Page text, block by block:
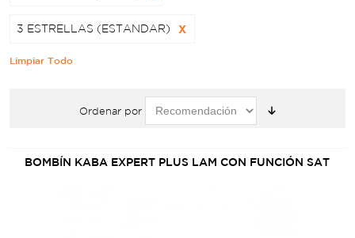
3 ESTRELLAS (ESTANDAR) X
Limpiar Todo
Ordenar por
BOMBÍN KABA EXPERT PLUS LAM CON FUNCIÓN SAT